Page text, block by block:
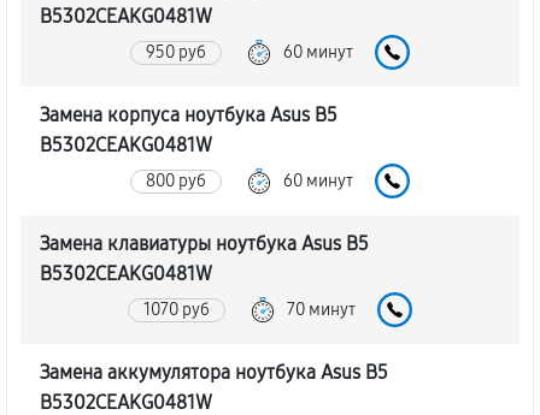
B5302CEAKG0481W
950 руб 60 минут
Замена корпуса ноутбука Asus B5
B5302CEAKG0481W
800 руб 60 минут
Замена клавиатуры ноутбука Asus B5
B5302CEAKG0481W
1070 руб 70 минут
Замена аккумулятора ноутбука Asus B5
B5302CEAKG0481W